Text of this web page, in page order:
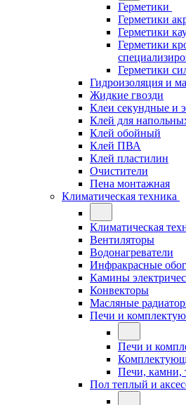
Герметики
Герметики
Герметики
Герметики
Герметики
Гидроизоляция и
Жидкие гвозди
Клеи секундные и
Клей для
Клей обойный
Клей ПВА
Клей пластилин
Очистители
Пена монтажная
Климатическая техника
Климатическая
Вентиляторы
Водонагреватели
Инфракрасные
Камины
Конвекторы
Масляные
Печи и
Печи и
Печи, камни,
Пол теплый и